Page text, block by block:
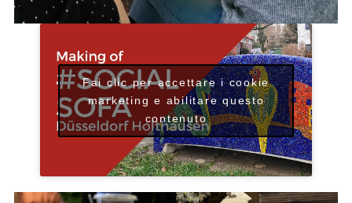
Fai clic per accettare i cookie
marketing e abilitare questo
contenuto